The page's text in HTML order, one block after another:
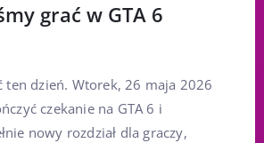
grać w GTA 6
ten dzień. Wtorek, 26 maja 2026
czekanie na GTA 6 i
nowy rozdział dla graczy,